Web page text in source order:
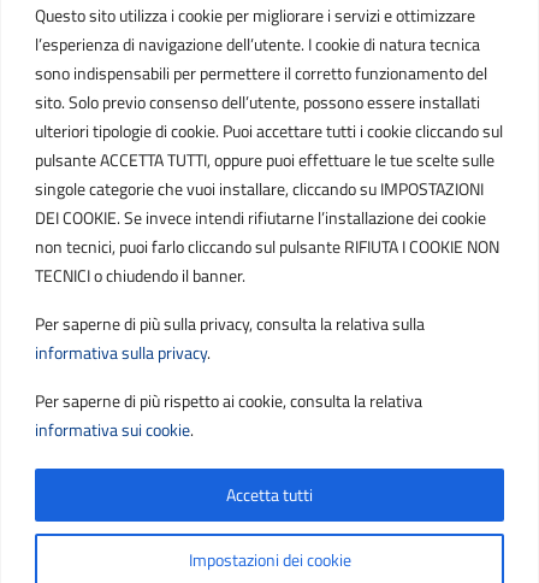
Questo sito utilizza i cookie per migliorare i servizi e ottimizzare
l’esperienza di navigazione dell’utente. I cookie di natura tecnica
sono indispensabili per permettere il corretto funzionamento del
sito. Solo previo consenso dell’utente, possono essere installati
ulteriori tipologie di cookie. Puoi accettare tutti i cookie cliccando sul
pulsante ACCETTA TUTTI, oppure puoi effettuare le tue scelte sulle
singole categorie che vuoi installare, cliccando su IMPOSTAZIONI
DEI COOKIE. Se invece intendi rifiutarne l’installazione dei cookie
non tecnici, puoi farlo cliccando sul pulsante RIFIUTA I COOKIE NON
TECNICI o chiudendo il banner.
Per saperne di più sulla privacy, consulta la relativa sulla
informativa sulla privacy.
Per saperne di più rispetto ai cookie, consulta la relativa
informativa sui cookie.
Impostazioni dei cookie
Accetta tutti
C.F. / P.IVA
IT01807790686
POSTA ELETTRONICA
PEC
protocollo.sogetspa@pec.it
contribuenti@sogetspa.it
SEGUICI SU
Sezione Link Utili
Privacy | Cookie policy | Note legali | Contatti |